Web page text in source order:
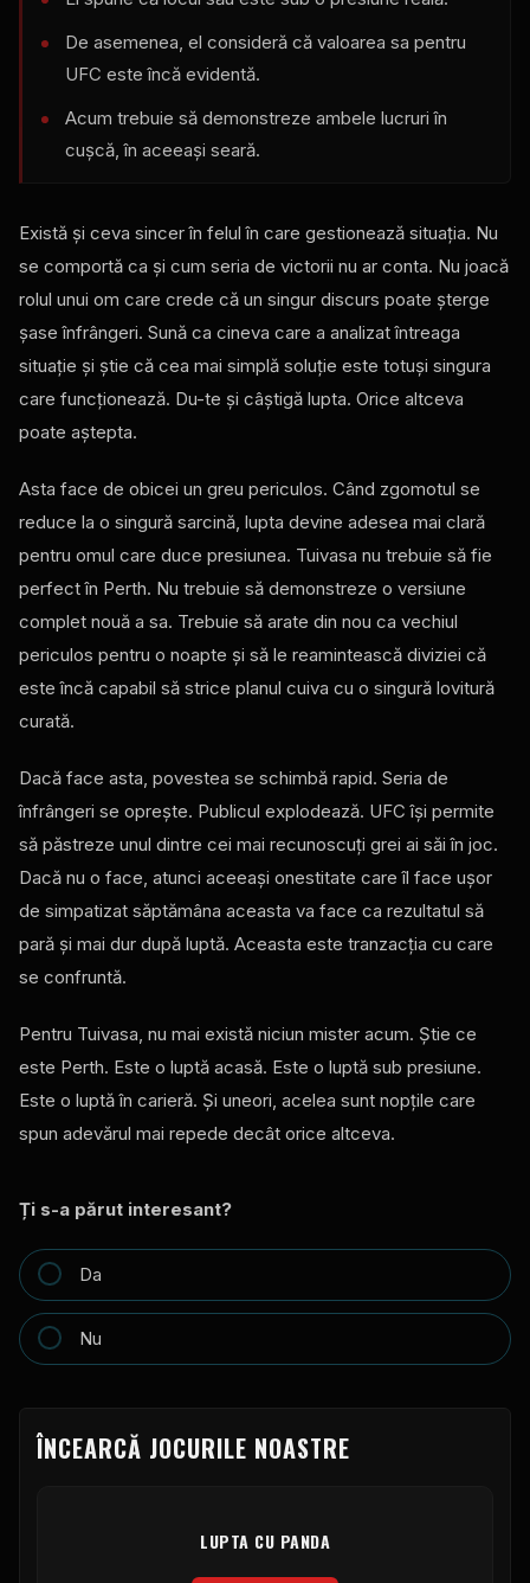
De asemenea, el consideră că valoarea sa pentru
UFC este încă evidentă.
Acum trebuie să demonstreze ambele lucruri în
cușcă, în aceeași seară.
Există și ceva sincer în felul în care gestionează situația. Nu
se comportă ca și cum seria de victorii nu ar conta. Nu joacă
rolul unui om care crede că un singur discurs poate șterge
șase înfrângeri. Sună ca cineva care a analizat întreaga
situație și știe că cea mai simplă soluție este totuși singura
care funcționează. Du-te și câștigă lupta. Orice altceva
poate aștepta.
Asta face de obicei un greu periculos. Când zgomotul se
reduce la o singură sarcină, lupta devine adesea mai clară
pentru omul care duce presiunea. Tuivasa nu trebuie să fie
perfect în Perth. Nu trebuie să demonstreze o versiune
complet nouă a sa. Trebuie să arate din nou ca vechiul
periculos pentru o noapte și să le reamintească diviziei că
este încă capabil să strice planul cuiva cu o singură lovitură
curată.
Dacă face asta, povestea se schimbă rapid. Seria de
înfrângeri se oprește. Publicul explodează. UFC își permite
să păstreze unul dintre cei mai recunoscuți grei ai săi în joc.
Dacă nu o face, atunci aceeași onestitate care îl face ușor
de simpatizat săptămâna aceasta va face ca rezultatul să
pară și mai dur după luptă. Aceasta este tranzacția cu care
se confruntă.
Pentru Tuivasa, nu mai există niciun mister acum. Știe ce
este Perth. Este o luptă acasă. Este o luptă sub presiune.
Este o luptă în carieră. Și uneori, acelea sunt nopțile care
spun adevărul mai repede decât orice altceva.
Ți s-a părut interesant?
Da
Nu
ÎNCEARCĂ JOCURILE NOASTRE
LUPTA CU PANDA